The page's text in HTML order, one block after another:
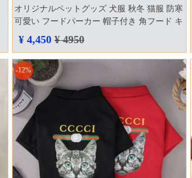
オリジナルペットグッズ 犬服 秋冬 猫服 防寒
可愛い フードパーカー 帽子付き 角フード キ
ュート 悪魔パーカー 犬洋服 防寒 暖かい コ
ットン 抜け毛防止 英字プリント
¥ 4,450 ¥ 4950
-12%